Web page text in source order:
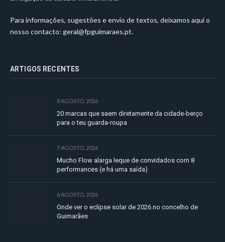
Para informações, sugestões e envio de textos, deixamos aqui o
nosso contacto: geral@fpguimaraes.pt.
ARTIGOS RECENTES
8 AGOSTO, 2026
20 marcas que saem diretamente da cidade-berço
para o teu guarda-roupa
7 AGOSTO, 2026
Mucho Flow alarga leque de convidados com 8
performances (e há uma saída)
6 AGOSTO, 2026
Onde ver o eclipse solar de 2026 no concelho de
Guimarães